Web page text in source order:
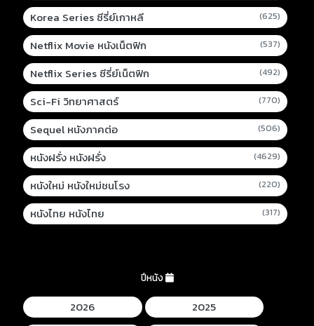
Korea Series ซีรี่ย์เกาหลี (625)
Netflix Movie หนังเน็ตฟิก (537)
Netflix Series ซีรี่ย์เน็ตฟิก (492)
Sci-Fi วิทยาศาสตร์ (770)
Sequel หนังภาคต่อ (506)
หนังฝรั่ง หนังฝรั่ง (4629)
หนังใหม่ หนังใหม่ชนโรง (220)
หนังไทย หนังไทย (317)
ปีหนัง
2026 2025